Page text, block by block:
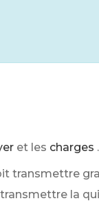
et les charges .
transmettre
la